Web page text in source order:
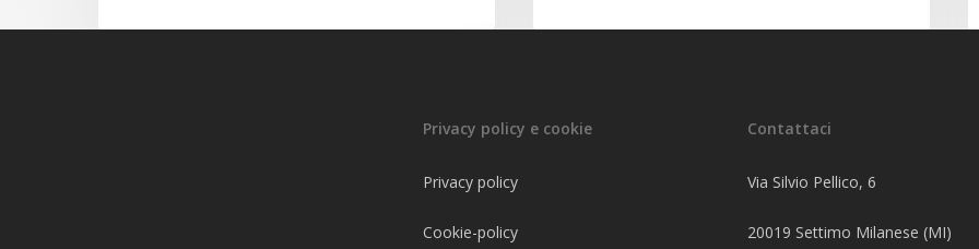
Privacy policy e cookie
Privacy policy
Cookie-policy
Contattaci
Via Silvio Pellico, 6
20019 Settimo Milanese (MI)